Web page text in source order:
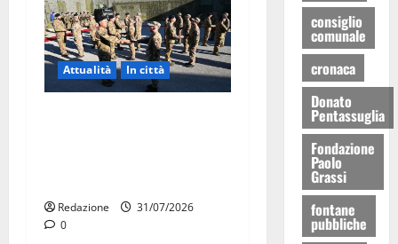
Attualità In città
Redazione
31/07/2026
0
consiglio
comunale
cronaca
Donato
Pentassuglia
Fondazione
Paolo
Grassi
fontane
pubbliche